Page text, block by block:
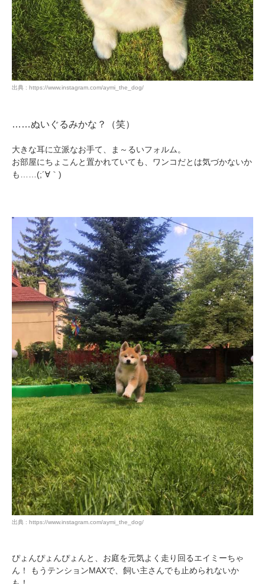
出典 : https://www.instagram.com/aymi_the_dog/
……ぬいぐるみかな？（笑）
大きな耳に立派なお手て、ま～るいフォルム。
お部屋にちょこんと置かれていても、ワンコだとは気づかないか
も……(;´∀｀)
出典 : https://www.instagram.com/aymi_the_dog/
ぴょんぴょんぴょんと、お庭を元気よく走り回るエイミーちゃ
ん！ もうテンションMAXで、飼い主さんでも止められないか